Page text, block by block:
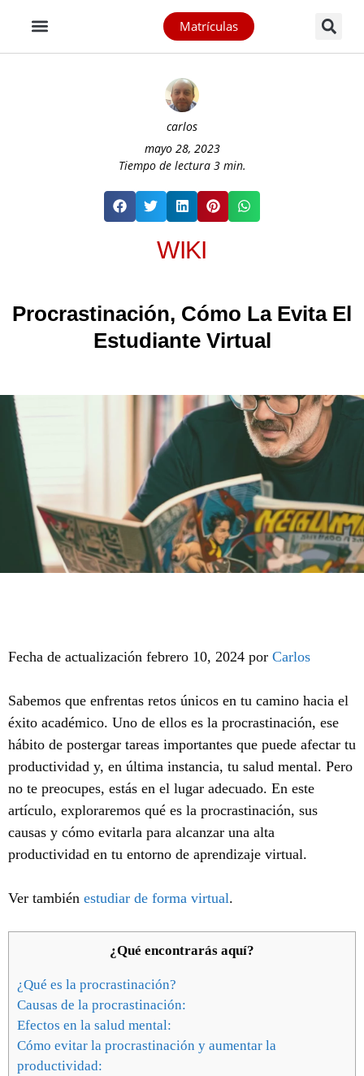
Matrículas
carlos
mayo 28, 2023
Tiempo de lectura 3 min.
WIKI
Procrastinación, Cómo La Evita El
Estudiante Virtual
Fecha de actualización febrero 10, 2024 por Carlos
Sabemos que enfrentas retos únicos en tu camino hacia el
éxito académico. Uno de ellos es la procrastinación, ese
hábito de postergar tareas importantes que puede afectar tu
productividad y, en última instancia, tu salud mental. Pero
no te preocupes, estás en el lugar adecuado. En este
artículo, exploraremos qué es la procrastinación, sus
causas y cómo evitarla para alcanzar una alta
productividad en tu entorno de aprendizaje virtual.
Ver también estudiar de forma virtual.
¿Qué encontrarás aquí?
¿Qué es la procrastinación?
Causas de la procrastinación:
Efectos en la salud mental:
Cómo evitar la procrastinación y aumentar la
productividad: